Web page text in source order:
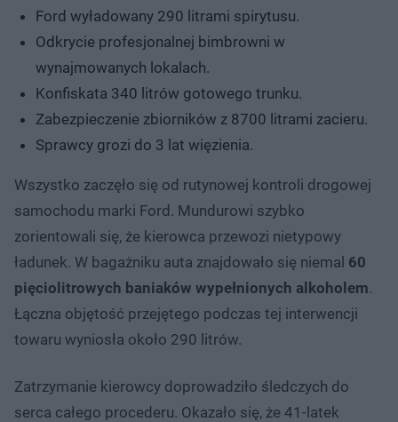
Ford wyładowany 290 litrami spirytusu.
Odkrycie profesjonalnej bimbrowni w
wynajmowanych lokalach.
Konfiskata 340 litrów gotowego trunku.
Zabezpieczenie zbiorników z 8700 litrami zacieru.
Sprawcy grozi do 3 lat więzienia.
Wszystko zaczęło się od rutynowej kontroli drogowej
samochodu marki Ford. Mundurowi szybko
zorientowali się, że kierowca przewozi nietypowy
ładunek. W bagażniku auta znajdowało się niemal 60
pięciolitrowych baniaków wypełnionych alkoholem.
Łączna objętość przejętego podczas tej interwencji
towaru wyniosła około 290 litrów.
Zatrzymanie kierowcy doprowadziło śledczych do
serca całego procederu. Okazało się, że 41-latek